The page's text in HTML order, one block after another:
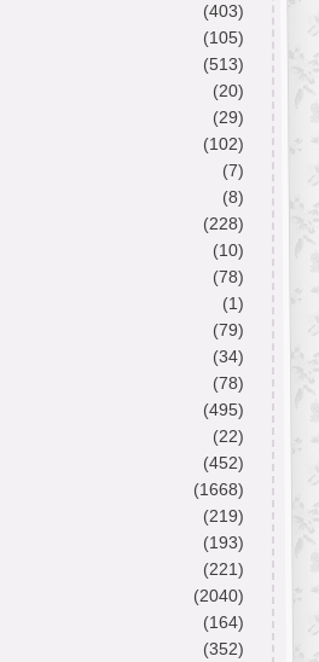
(403)
(105)
(513)
(20)
(29)
(102)
(7)
(8)
(228)
(10)
(78)
(1)
(79)
(34)
(78)
(495)
(22)
(452)
(1668)
(219)
(193)
(221)
(2040)
(164)
(352)